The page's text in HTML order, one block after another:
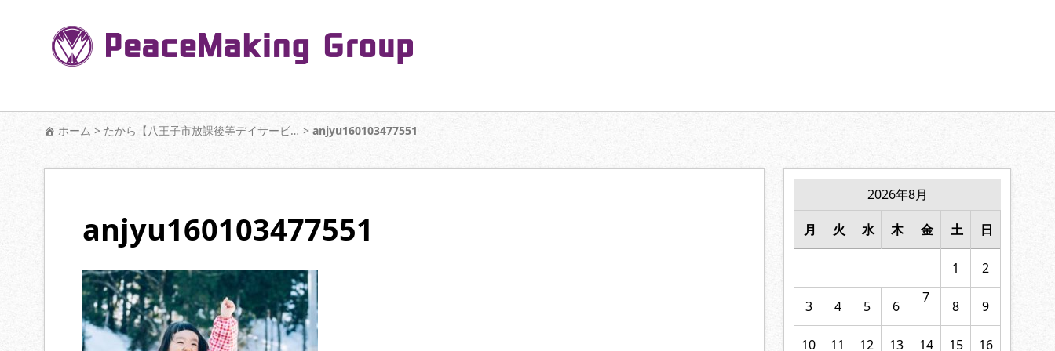
ホーム > たから【八王子市放課後等デイサービス】 >anjyu160103477551
anjyu160103477551
2026年8月
月 火 水 木 金 土 日
1 2
3 4 5 6
7
8 9
10 11 12 13 14 15 16